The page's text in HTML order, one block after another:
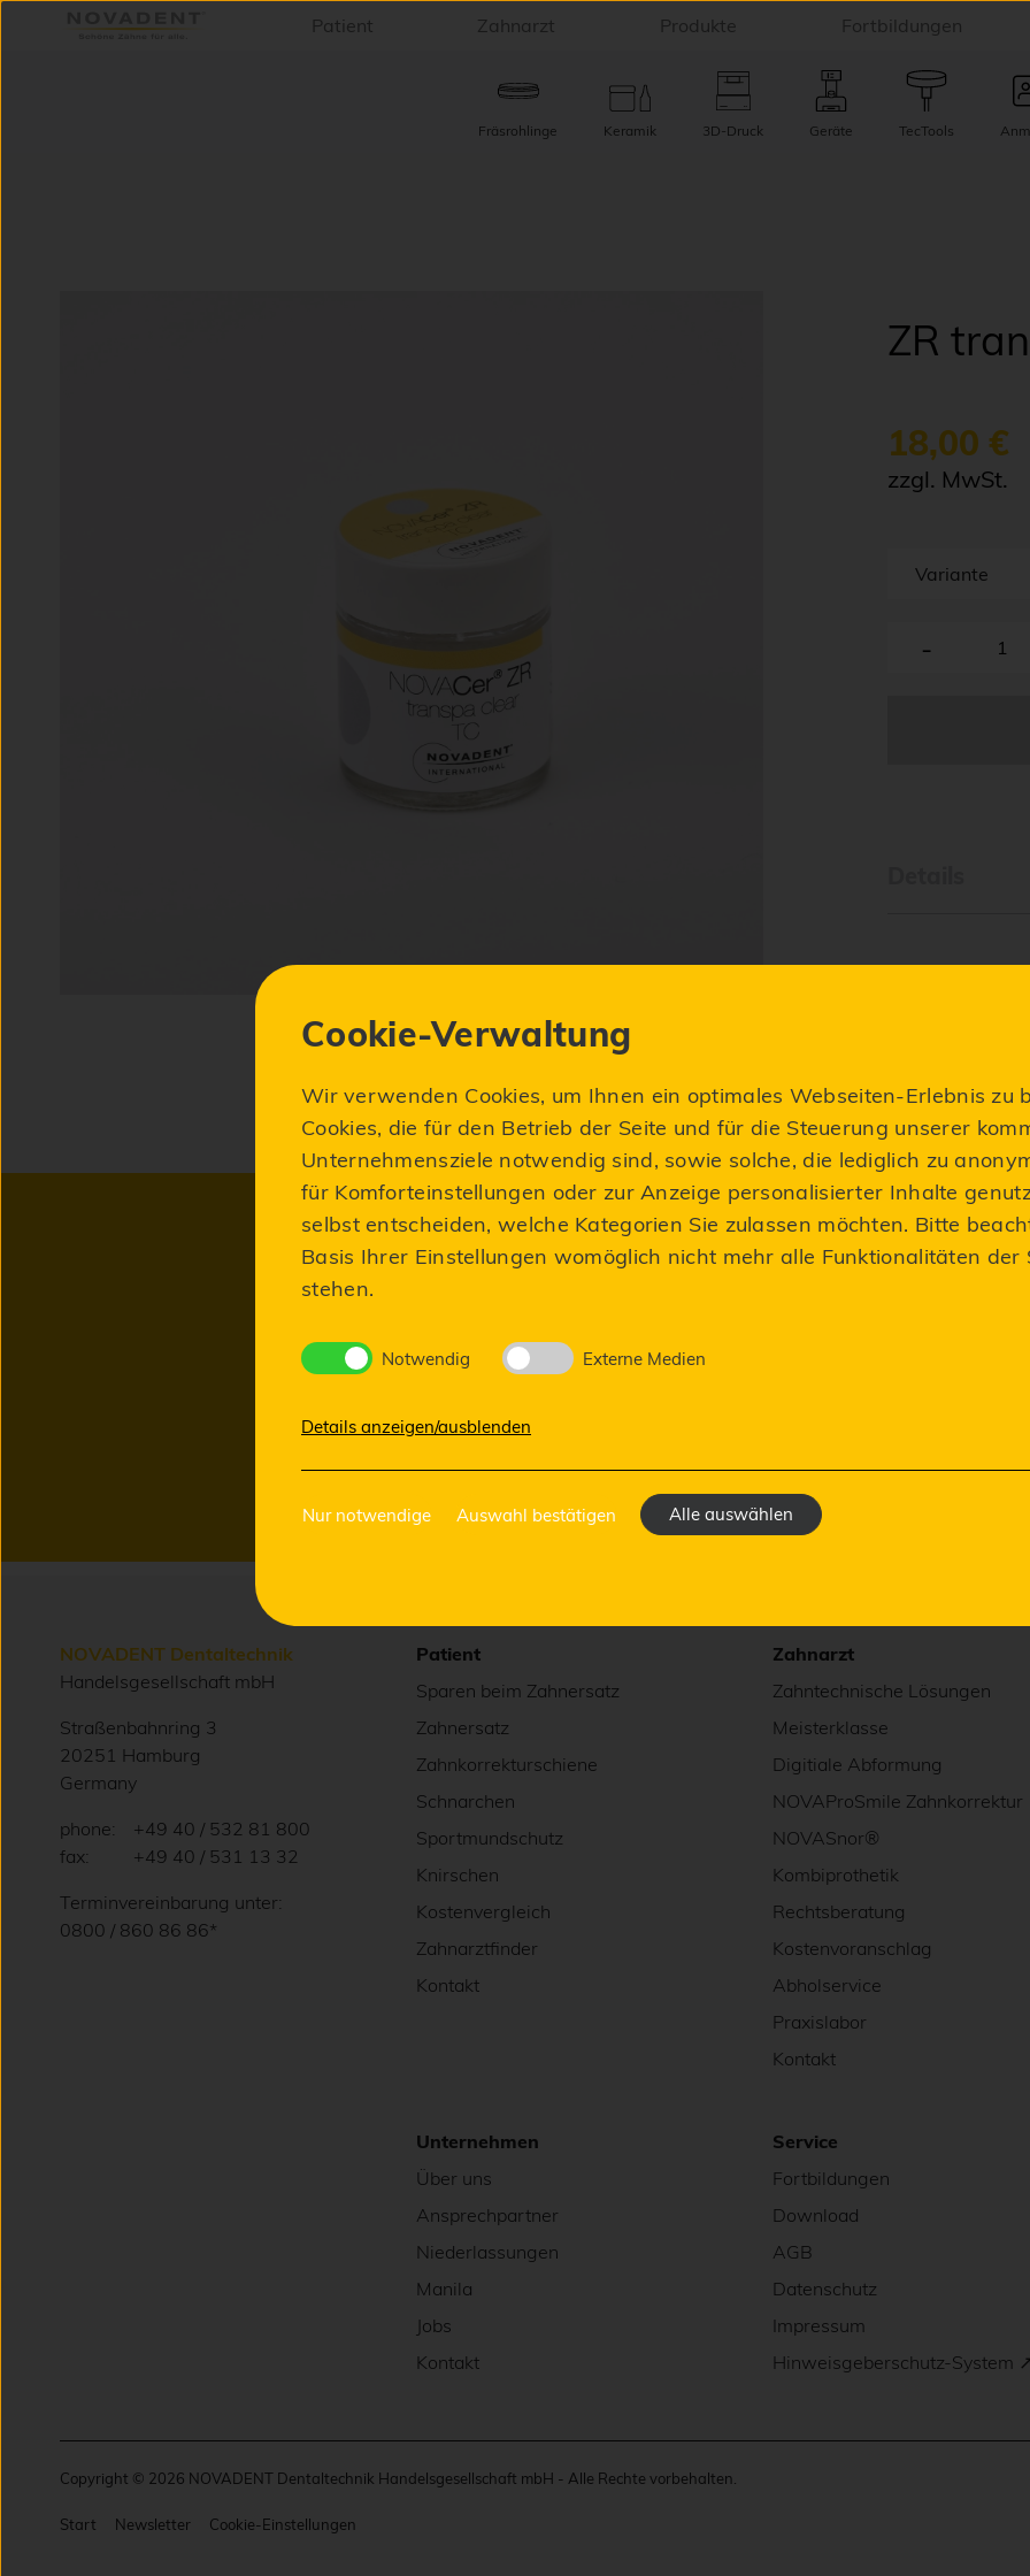
Patient Zahnarzt Produkte Fortbildungen
Fräsrohlinge Keramik 3D-Druck Geräte TecTools
ZR
18,00 €
zzgl. MwSt.
Variante
-
NOVADENT Dentaltechnik
Handelsgesellschaft mbH
Straßenbahnring 3
20251 Hamburg
Germany
phone:
+49 40 / 532 81 800
fax:
+49 40 / 531 13 32
Terminvereinbarung unter:
0800 / 860 86 86*
Patient
Sparen beim Zahnersatz
Zahnersatz
Zahnkorrekturschiene
Schnarchen
Sportmundschutz
Knirschen
Kostenvergleich
Zahnarztfinder
Kontakt
Zahnarzt
Zahntechnische Lösungen
Meisterklasse
Digitiale Abformung
NOVAProSmile Zahnkorrektur
NOVASnor®
Kombiprothetik
Rechtsberatung
Kostenvoranschlag
Abholservice
Praxislabor
Kontakt
Unternehmen
Über uns
Ansprechpartner
Niederlassungen
Manila
Jobs
Kontakt
Service
Fortbildungen
Download
AGB
Datenschutz
Impressum
Hinweisgeberschutz-System ↗
Copyright © 2026 NOVADENT Dentaltechnik Handelsgesellschaft mbH - Alle Rechte vorbehalten.
Start Newsletter Cookie-Einstellungen
Cookie-Verwaltung
Wir verwenden Cookies, um Ihnen ein optimales Webseiten-Erlebnis zu
Cookies, die für den Betrieb der Seite und für die Steuerung unserer
Unternehmensziele notwendig sind, sowie solche, die lediglich zu
für Komforteinstellungen oder zur Anzeige personalisierter Inhalte
selbst entscheiden, welche Kategorien Sie zulassen möchten. Bitte
Basis Ihrer Einstellungen womöglich nicht mehr alle Funktionalitäten der
stehen.
Notwendig Externe Medien
Details anzeigen/ausblenden
Nur notwendige Auswahl bestätigen Alle auswählen